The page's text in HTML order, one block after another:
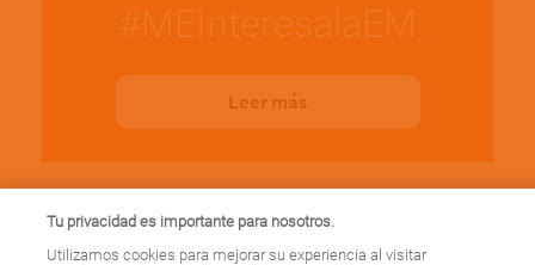
#MEInteresalaEM
Leer más
Tu privacidad es importante para nosotros.
Utilizamos cookies para mejorar su experiencia al visitar